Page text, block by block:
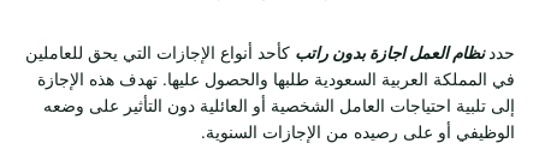
حدد نظام العمل اجازة بدون راتب كأحد أنواع الإجازات التي يحق للعاملين
في المملكة العربية السعودية طلبها والحصول عليها. تهدف هذه الإجازة
إلى تلبية احتياجات العامل الشخصية أو العائلية دون التأثير على وضعه
الوظيفي أو على رصيده من الإجازات السنوية.